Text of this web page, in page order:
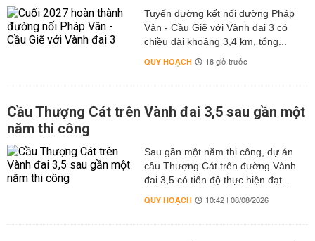
Tuyến đường kết nối đường Pháp
Vân - Cầu Giẽ với Vành đai 3 có
chiều dài khoảng 3,4 km, tổng...
QUY HOẠCH 18 giờ trước
Cầu Thượng Cát trên Vành đai 3,5 sau gần một
năm thi công
Sau gần một năm thi công, dự án
cầu Thượng Cát trên đường Vành
đai 3,5 có tiến độ thực hiện đạt...
QUY HOẠCH 10:42 | 08/08/2026